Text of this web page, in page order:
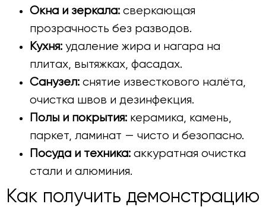
Окна и зеркала: сверкающая
прозрачность без разводов.
Кухня: удаление жира и нагара на
плитах, вытяжках, фасадах.
Санузел: снятие известкового налёта,
очистка швов и дезинфекция.
Полы и покрытия: керамика, камень,
паркет, ламинат — чисто и безопасно.
Посуда и техника: аккуратная очистка
стали и алюминия.
Как получить демонстрацию